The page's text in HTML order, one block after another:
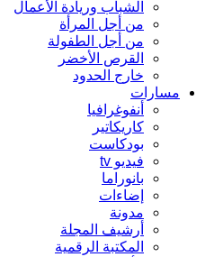
الشباب وريادة الأعمال
من أجل المرأة
من أجل الطفولة
القرص الأخضر
خارج الحدود
مسارات
أنفوغرافيا
كاريكاتير
بودكاست
فيديو tv
بانوراما
إضاءات
مدونة
أرشيف المجلة
المكتبة الرقمية